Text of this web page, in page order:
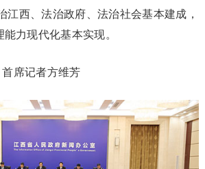
江西、法治政府、法治社会基本建成，
力现代化基本实现。
席记者方维芳